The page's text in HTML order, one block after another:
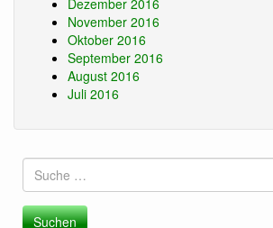
Dezember 2016
November 2016
Oktober 2016
September 2016
August 2016
Juli 2016
Suche
nach: